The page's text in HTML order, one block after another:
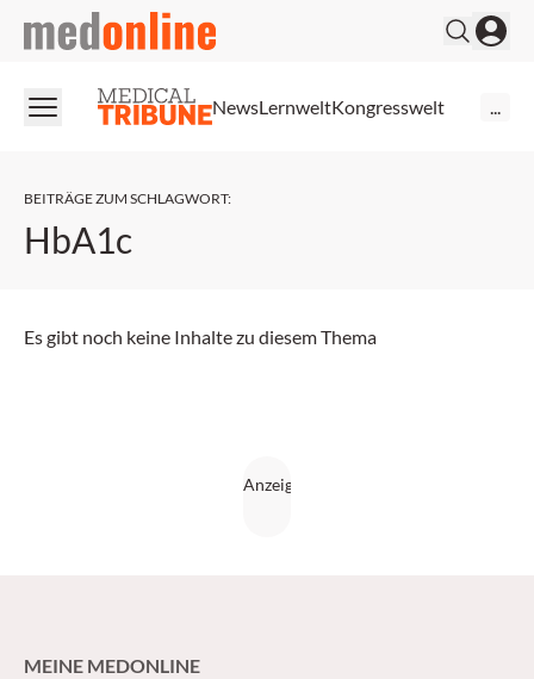
medonline
NewsLernweltKongresswelt
BEITRÄGE ZUM SCHLAGWORT:
HbA1c
Es gibt noch keine Inhalte zu diesem Thema
MEINE MEDONLINE